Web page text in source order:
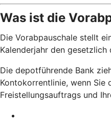
Was ist die
Die Vorabpauschale stellt
Kalenderjahr den
Die depotführende Bank
Kontokorrentlinie, wenn Sie
Freistellungsauftrags und